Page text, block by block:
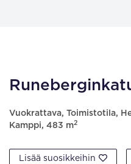
Vuokrattava, Toimistotila,
Kamppi, 483 m2
Lisää suosikkeihin